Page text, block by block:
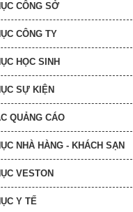
CÔNG SỞ
CÔNG TY
HỌC SINH
SỰ KIỆN
QUẢNG CÁO
NHÀ HÀNG - KHÁCH SẠN
VESTON
Y TẾ
ba lô anh văn 8
49,000
Nón bảo hiểm qùa tặng
in logo theo yêu cầu
ngân hàng BIDV
85,000
49,000đ